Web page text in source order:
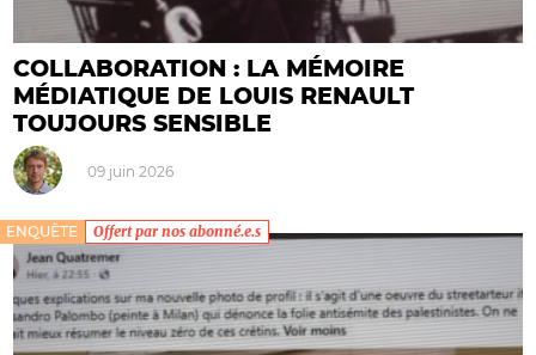
COLLABORATION : LA MÉMOIRE
MÉDIATIQUE DE LOUIS RENAULT
TOUJOURS SENSIBLE
09 juin 2026
ENQUÊTE Offert par nos abonné.e.s